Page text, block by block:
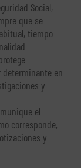
Social,
que se
tiempo
en
y
el
corresponde,
y